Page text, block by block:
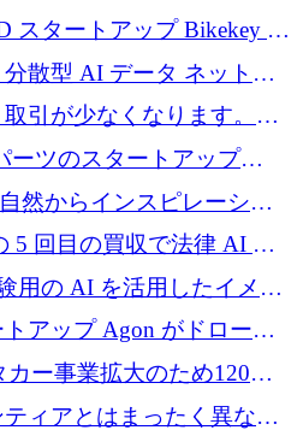
ために11億ユーロのファ
スタートアップ Bikekey が
を確保
散型 AI データ ネットワ
万ドルを調達
引が少なくなります。
ーロッパのテクノロジーに
ーツのスタートアップ
ドルを調達
然からインスピレーショ
フトウェアを拡張するた
ンドを調達
5 回目の買収で法律 AI ス
を買収
用の AI を活用したイメー
ームを拡張するためにシ
ドルを確保
アップ Agon がドローン
戦場を構築、3,000 万ドル
ー事業拡大のため120万
ティアとはまったく異なる